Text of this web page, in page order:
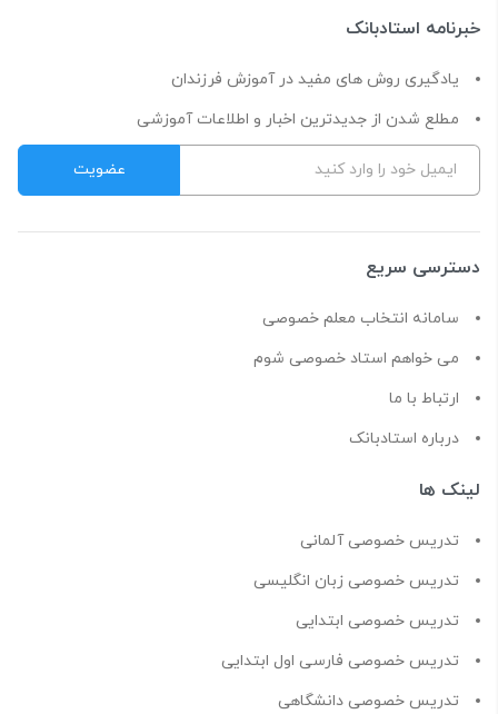
خبرنامه استادبانک
یادگیری روش های مفید در آموزش فرزندان
مطلع شدن از جدیدترین اخبار و اطلاعات آموزشی
دسترسی سریع
سامانه انتخاب معلم خصوصی
می خواهم استاد خصوصی شوم
ارتباط با ما
درباره استادبانک
لینک ها
تدریس خصوصی آلمانی
تدریس خصوصی زبان انگلیسی
تدریس خصوصی ابتدایی
تدریس خصوصی فارسی اول ابتدایی
تدریس خصوصی دانشگاهی